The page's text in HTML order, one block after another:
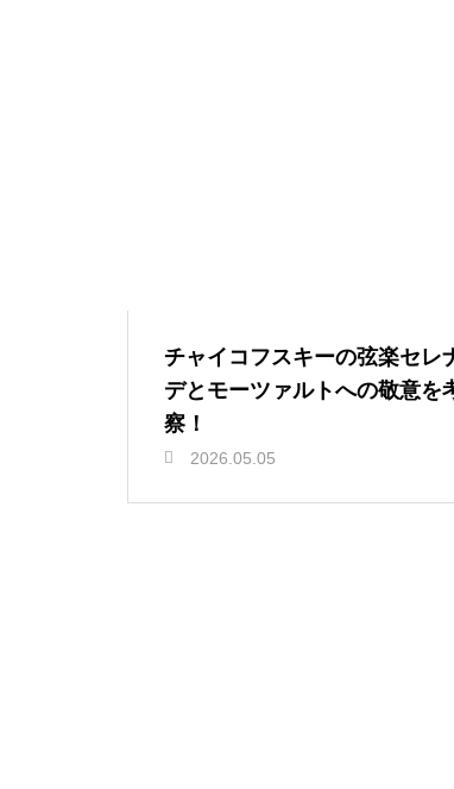
チャイコフスキーの弦楽セレ
デとモーツァルトへの敬意を
察！
2026.05.05